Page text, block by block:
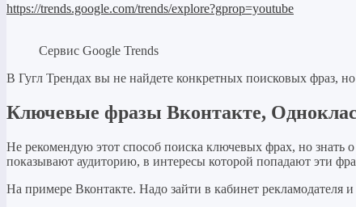
https://trends.google.com/trends/explore?gprop=youtube
Сервис Google Trends
В Гугл Трендах вы не найдете конкретных поисковых фраз,
Ключевые фразы Вконтакте,
Не рекомендую этот способ поиска ключевых фрах, но знать
показывают аудиторию, в интересы которой попадают эти
На примере Вконтакте. Надо зайти в кабинет рекламодателя